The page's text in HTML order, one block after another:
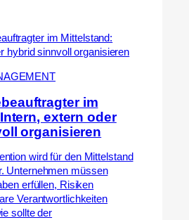
im
extern oder
organisieren
wird für den Mittelstand
Unternehmen müssen
erfüllen, Risiken
Verantwortlichkeiten
sollte der